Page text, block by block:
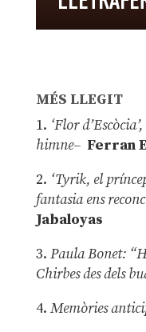
MÉS LLEGIT
1. ‘Flor
himne– Ferran
2. ‘Tyrik, el
fantasia ens
Jabaloyas
3. Paula Bonet:
Chirbes des dels
4. Memòries